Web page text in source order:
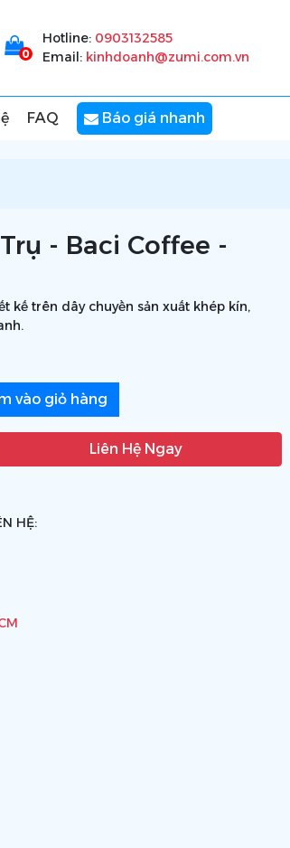
0
Hotline: 0903132585
Email: kinhdoanh@zumi.com.vn
FAQ Báo giá nhanh
- Baci Coffee -
kế trên dây chuyền sản xuất khép kín,
vào giỏ hàng
Liên Hệ Ngay
HỆ: